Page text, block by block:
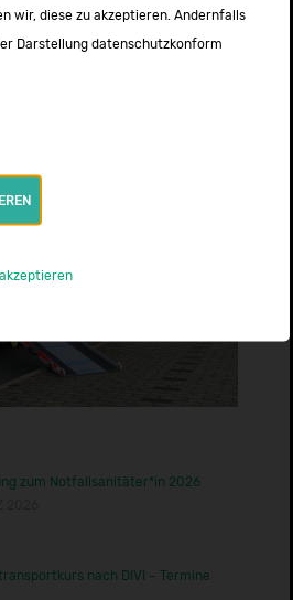
(MEDUCORE)
Rescue
zum Notfallsanitäter*in 2026
nach DIVI – Termine
wir, diese zu akzeptieren. Andernfalls
Darstellung datenschutzkonform